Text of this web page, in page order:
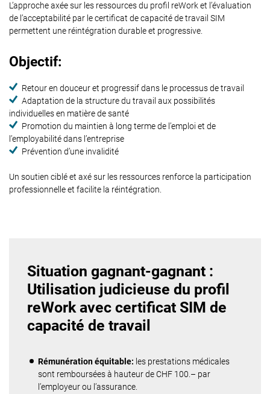
L’approche axée sur les ressources du profil reWork et l’évaluation
de l’acceptabilité par le certificat de capacité de travail SIM
permettent une réintégration durable et progressive.
Objectif:
Retour en douceur et progressif dans le processus de travail
Adaptation de la structure du travail aux possibilités
individuelles en matière de santé
Promotion du maintien à long terme de l’emploi et de
l’employabilité dans l’entreprise
Prévention d’une invalidité
Un soutien ciblé et axé sur les ressources renforce la participation
professionnelle et facilite la réintégration.
Situation gagnant-gagnant :
Utilisation judicieuse du profil
reWork avec certificat SIM de
capacité de travail
Rémunération équitable: les prestations médicales
sont remboursées à hauteur de CHF 100.– par
l’employeur ou l’assurance.